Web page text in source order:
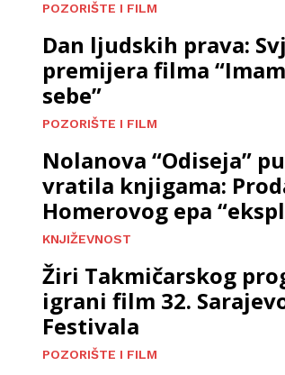
POZORIŠTE I FILM
Dan ljudskih prava:
premijera filma
sebe”
POZORIŠTE I FILM
Nolanova “Odiseja”
vratila knjigama:
Homerovog epa
KNJIŽEVNOST
Žiri Takmičarskog
igrani film 32.
Festivala
POZORIŠTE I FILM